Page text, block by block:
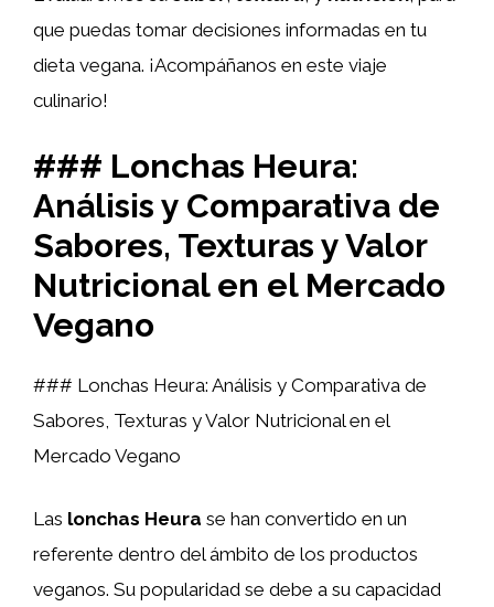
que puedas tomar decisiones informadas en tu
dieta vegana. ¡Acompáñanos en este viaje
culinario!
### Lonchas Heura:
Análisis y Comparativa de
Sabores, Texturas y Valor
Nutricional en el Mercado
Vegano
### Lonchas Heura: Análisis y Comparativa de
Sabores, Texturas y Valor Nutricional en el
Mercado Vegano
Las lonchas Heura se han convertido en un
referente dentro del ámbito de los productos
veganos. Su popularidad se debe a su capacidad